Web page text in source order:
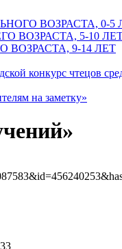
ВОЗРАСТА, 0-5
ВОЗРАСТА, 5-10
ВОЗРАСТА, 9-14 ЛЕТ
конкурс чтецов
на заметку»